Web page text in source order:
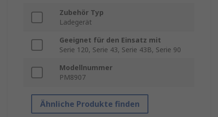
Zubehör Typ
Ladegerät
Geeignet für den Einsatz mit
Serie 120, Serie 43, Serie 43B, Serie 90
Modellnummer
PM8907
Ähnliche Produkte finden